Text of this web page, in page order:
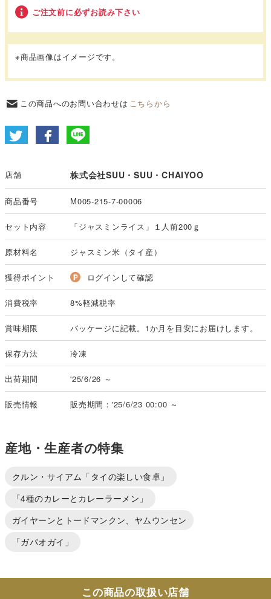
ご注文前に必ずお読み下さい
※商品画像はイメージです。
この商品へのお問い合わせは こちらから
店舗 株式会社SUU・SUU・CHAIYOO
商品番号 M005-215-7-00006
セット内容 「ジャスミンライス」１人前200ｇ
原材料名 ジャスミン米（タイ産）
獲得ポイント ログインして確認
消費税率 8%軽減税率
賞味期限 パッケージに記載。1か月を目安にお届けします。
保存方法 冷凍
出荷期間 '25/6/26 ～
販売情報 販売期間：'25/6/23 00:00 ～
産地・生産者の特集
クルン・サイアム「タイの楽しい食卓」
「4種のカレーとカレーラーメン」
ガイヤーンとトードマンクン、ヤムウンセン
「ガパオガイ」
この商品の取扱い店舗